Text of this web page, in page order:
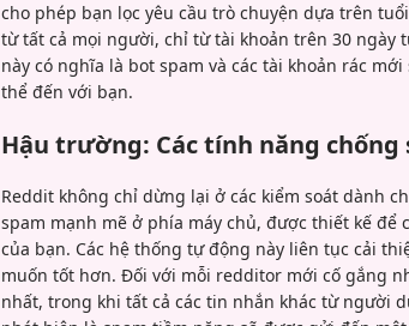
cho phép bạn lọc yêu cầu trò chuyện dựa trên
từ tất cả mọi người, chỉ từ tài khoản trên 30 ngày
này có nghĩa là bot spam và các tài khoản rác
thể đến với bạn.
Hậu trường: Các tính năng
Reddit không chỉ dừng lại ở các kiểm soát dành
spam mạnh mẽ ở phía máy chủ, được thiết kế
của bạn. Các hệ thống tự động này liên tục cải
muốn tốt hơn. Đối với mỗi redditor mới cố gắng
nhất, trong khi tất cả các tin nhắn khác từ người